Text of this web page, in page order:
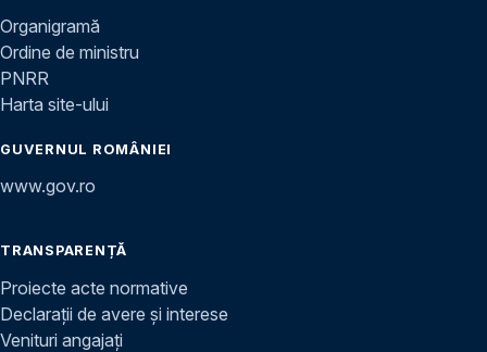
Organigramă
Ordine de ministru
PNRR
Harta site-ului
GUVERNUL ROMÂNIEI
www.gov.ro
TRANSPARENȚĂ
Proiecte acte normative
Declarații de avere și interese
Venituri angajați